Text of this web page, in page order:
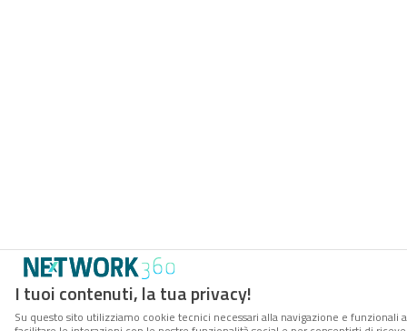
I tuoi contenuti, la tua privacy!
Su questo sito utilizziamo cookie tecnici necessari alla navigazione e